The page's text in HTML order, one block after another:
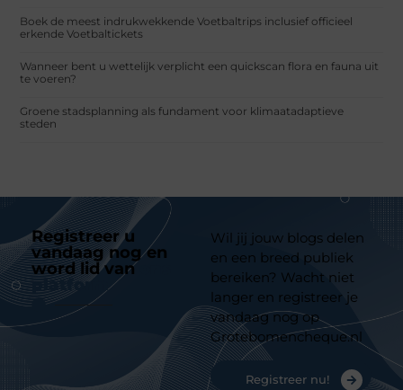
Boek de meest indrukwekkende Voetbaltrips inclusief officieel
erkende Voetbaltickets
Wanneer bent u wettelijk verplicht een quickscan flora en fauna uit
te voeren?
Groene stadsplanning als fundament voor klimaatadaptieve
steden
Registreer u
vandaag nog en
word lid van
platform
Wil jij jouw blogs delen
en een breed publiek
bereiken? Wacht niet
langer en registreer je
vandaag nog op
Grotebomencheque.nl
Registreer nu!